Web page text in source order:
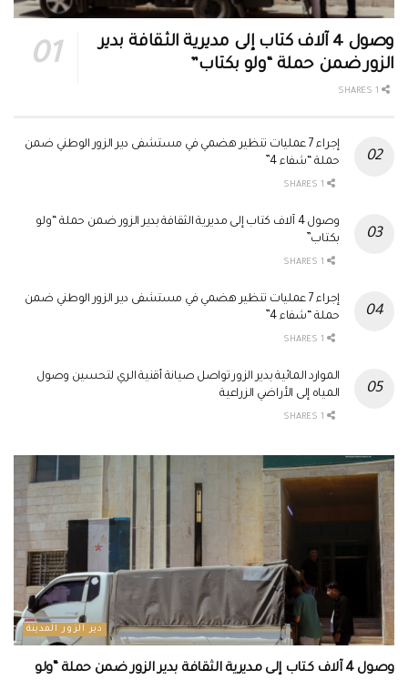
وصول 4 آلاف كتاب إلى مديرية الثقافة بدير
الزور ضمن حملة “ولو بكتاب”
إجراء 7 عمليات تنظير هضمي في مستشفى دير الزور الوطني ضمن
حملة “شفاء 4”
وصول 4 آلاف كتاب إلى مديرية الثقافة بدير الزور ضمن حملة “ولو
بكتاب”
إجراء 7 عمليات تنظير هضمي في مستشفى دير الزور الوطني ضمن
حملة “شفاء 4”
الموارد المائية بدير الزور تواصل صيانة أقنية الري لتحسين وصول
المياه إلى الأراضي الزراعية
دير الزور المدينة
وصول 4 آلاف كتاب إلى مديرية الثقافة بدير الزور ضمن حملة “ولو